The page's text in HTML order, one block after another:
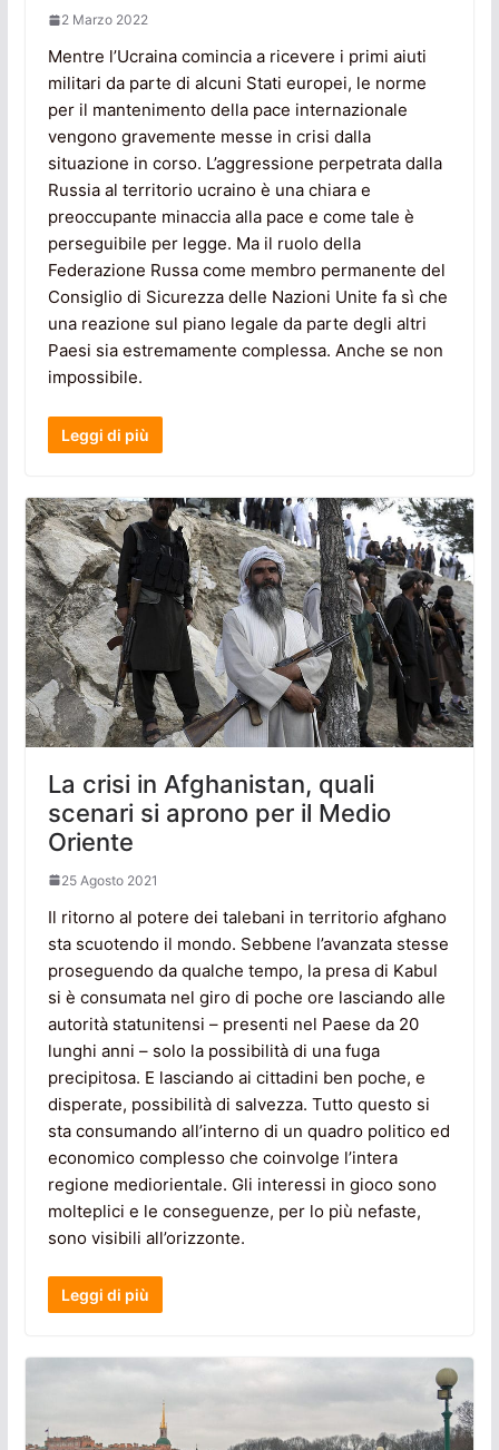
2 Marzo 2022
Mentre l’Ucraina comincia a ricevere i primi aiuti
militari da parte di alcuni Stati europei, le norme
per il mantenimento della pace internazionale
vengono gravemente messe in crisi dalla
situazione in corso. L’aggressione perpetrata dalla
Russia al territorio ucraino è una chiara e
preoccupante minaccia alla pace e come tale è
perseguibile per legge. Ma il ruolo della
Federazione Russa come membro permanente del
Consiglio di Sicurezza delle Nazioni Unite fa sì che
una reazione sul piano legale da parte degli altri
Paesi sia estremamente complessa. Anche se non
impossibile.
Leggi di più
La crisi in Afghanistan, quali
scenari si aprono per il Medio
Oriente
25 Agosto 2021
Il ritorno al potere dei talebani in territorio afghano
sta scuotendo il mondo. Sebbene l’avanzata stesse
proseguendo da qualche tempo, la presa di Kabul
si è consumata nel giro di poche ore lasciando alle
autorità statunitensi – presenti nel Paese da 20
lunghi anni – solo la possibilità di una fuga
precipitosa. E lasciando ai cittadini ben poche, e
disperate, possibilità di salvezza. Tutto questo si
sta consumando all’interno di un quadro politico ed
economico complesso che coinvolge l’intera
regione mediorientale. Gli interessi in gioco sono
molteplici e le conseguenze, per lo più nefaste,
sono visibili all’orizzonte.
Leggi di più